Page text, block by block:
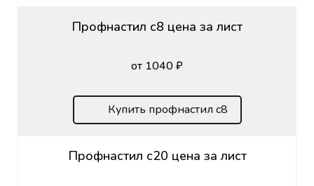
Профнастил с8 цена за лист
от 1040 ₽
Купить профнастил с8
Профнастил с20 цена за лист